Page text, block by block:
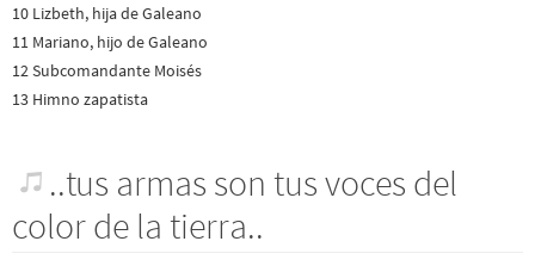
10 Lizbeth, hija de Galeano
11 Mariano, hijo de Galeano
12 Subcomandante Moisés
13 Himno zapatista
..tus armas son tus voces del
color de la tierra..